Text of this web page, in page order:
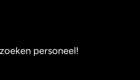
personeel!